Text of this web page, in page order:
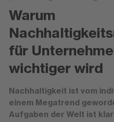
Warum
für
wichtiger wird
Nachhaltigkeit ist vom
einem Megatrend
Aufgaben der Welt ist